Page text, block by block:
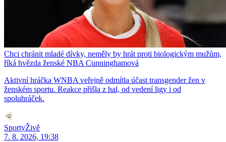
Chci chránit mladé dívky, neměly by hrát proti biologickým mužům,
říká hvězda ženské NBA Cunninghamová
Aktivní hráčka WNBA veřejně odmítla účast transgender žen v
ženském sportu. Reakce přišla z hal, od vedení ligy i od
spoluhráček.
SportyŽivě
7. 8. 2026, 19:38